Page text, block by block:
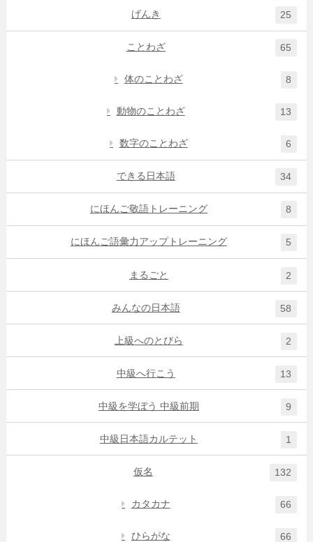
げんき 25
ことわざ 65
体のことわざ 8
動物のことわざ 13
数字のことわざ 6
できる日本語 34
にほんご敬語トレーニング 8
にほんご語彙力アップトレーニング 5
まるごと 2
みんなの日本語 58
上級へのとびら 2
中級へ行こう 13
中級を学ぼう 中級前期 9
中級日本語カルテット 1
仮名 132
カタカナ 66
ひらがな 66